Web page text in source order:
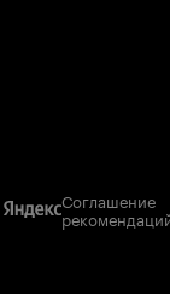
Соглашение